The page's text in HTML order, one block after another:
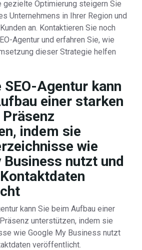
gezielte Optimierung steigern Sie
Unternehmens in Ihrer Region und
an. Kontaktieren Sie noch
Agentur und erfahren Sie, wie
dieser Strategie helfen
SEO-Agentur kann
einer starken
indem sie
wie
Business nutzt und
kann Sie beim Aufbau einer
unterstützen, indem sie
wie Google My Business nutzt
veröffentlicht.